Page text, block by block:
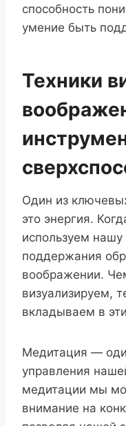
способность
умение быть
Техники
Один из
это энергия.
используем
поддержания
воображении.
визуализируем,
вкладываем в
Медитация —
управления
медитации мы
внимание на